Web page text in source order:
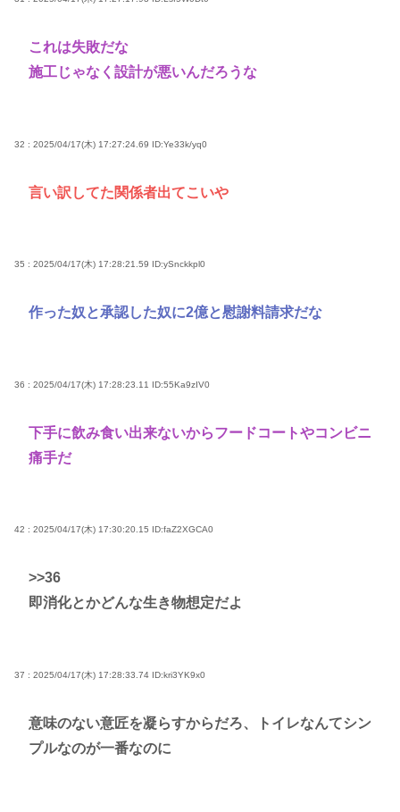
これは失敗だな
施工じゃなく設計が悪いんだろうな
32 : 2025/04/17(木) 17:27:24.69 ID:Ye33k/yq0
言い訳してた関係者出てこいや
35 : 2025/04/17(木) 17:28:21.59 ID:ySnckkpl0
作った奴と承認した奴に2億と慰謝料請求だな
36 : 2025/04/17(木) 17:28:23.11 ID:55Ka9zIV0
下手に飲み食い出来ないからフードコートやコンビニ
痛手だ
42 : 2025/04/17(木) 17:30:20.15 ID:faZ2XGCA0
>>36
即消化とかどんな生き物想定だよ
37 : 2025/04/17(木) 17:28:33.74 ID:kri3YK9x0
意味のない意匠を凝らすからだろ、トイレなんてシン
プルなのが一番なのに